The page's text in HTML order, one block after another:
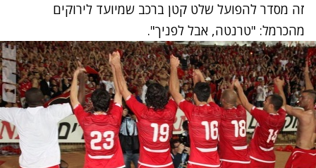
זה מסדר להפועל שלט קטן ברכב שמיועד לירוקים
מהכרמל: "טרנטה, אבל לפניך".